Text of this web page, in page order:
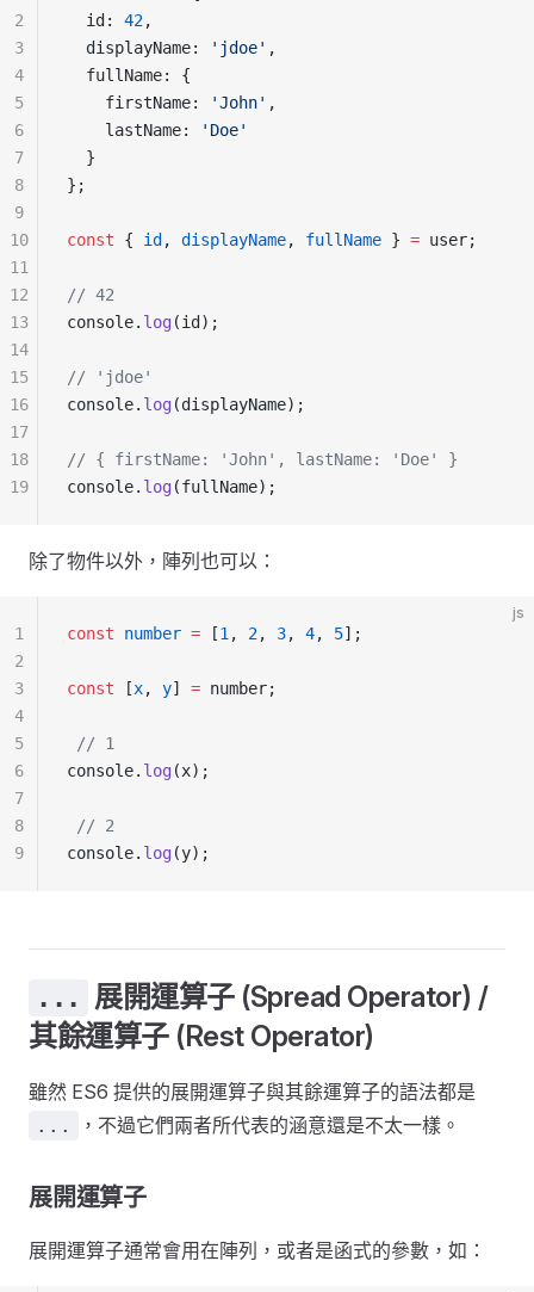
  id:
42,
  displayName:
'jdoe' ,
  fullName: {
    firstName:
'John' ,
    lastName:
'Doe'
  }
};
const { id , displayName, fullName } = user;
// 42
console. log (id);
// 'jdoe'
console. log (displayName);
// { firstName: 'John', lastName: 'Doe' }
console. log (fullName);
2
3
4
5
6
7
8
9
10
11
12
13
14
15
16
17
18
19
除了物件以外，陣列也可以：
js
const number = [1 , 2, 3, 4, 5];
const [x, y] = number;
// 1
console. log (x);
// 2
console. log (y);
1
2
3
4
5
6
7
8
9
...
展開運算子 (Spread Operator) /
其餘運算子 (Rest Operator)
雖然 ES6 提供的展開運算子與其餘運算子的語法都是
... ，不過它們兩者所代表的涵意還是不太一樣。
展開運算子
展開運算子通常會用在陣列，或者是函式的參數，如：